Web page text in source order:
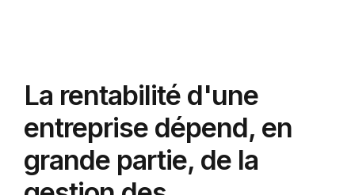
La rentabilité d'une
entreprise dépend, en
grande partie, de la